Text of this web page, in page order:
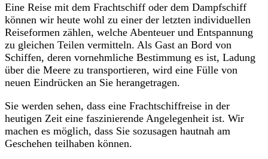
Eine Reise mit dem Frachtschiff oder dem Dampfschiff
können wir heute wohl zu einer der letzten individuellen
Reiseformen zählen, welche Abenteuer und Entspannung
zu gleichen Teilen vermitteln. Als Gast an Bord von
Schiffen, deren vornehmliche Bestimmung es ist, Ladung
über die Meere zu transportieren, wird eine Fülle von
neuen Eindrücken an Sie herangetragen.
Sie werden sehen, dass eine Frachtschiffreise in der
heutigen Zeit eine faszinierende Angelegenheit ist. Wir
machen es möglich, dass Sie sozusagen hautnah am
Geschehen teilhaben können.